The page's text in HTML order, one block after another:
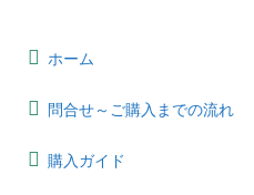
ホーム
問合せ～ご購入までの流れ
購入ガイド